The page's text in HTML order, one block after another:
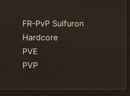
FR-PvP Sulfuron
Hardcore
PVE
PVP